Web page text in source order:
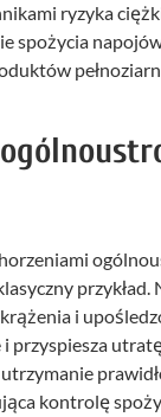
ryzyka
napojów
i
przyspiesza
kontrolę